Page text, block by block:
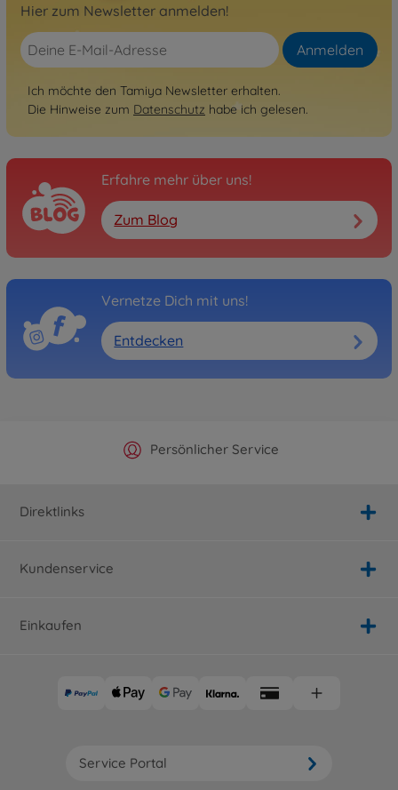
Hier zum Newsletter anmelden!
Anmelden
Ich möchte den Tamiya Newsletter erhalten.
Die Hinweise zum Datenschutz habe ich gelesen.
Erfahre mehr über uns!
Zum Blog
Vernetze Dich mit uns!
Entdecken
Offizieller Hersteller Shop
Persönlicher Service
Versandkostenfrei ab 25€
Schnelle Lieferung
Direktlinks
Kundenservice
Einkaufen
Service Portal